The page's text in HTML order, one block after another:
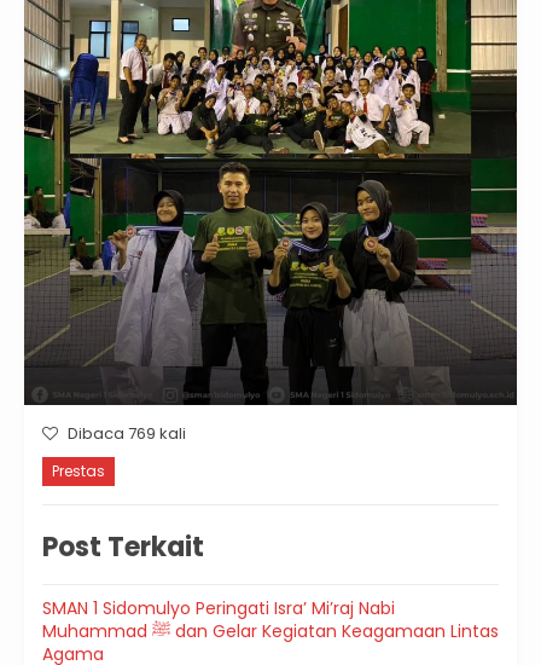
Dibaca 769 kali
Prestas
Post Terkait
SMAN 1 Sidomulyo Peringati Isra’ Mi’raj Nabi
Muhammad ﷺ dan Gelar Kegiatan Keagamaan Lintas
Agama